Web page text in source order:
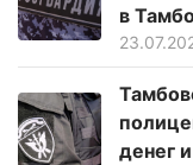
в
денег